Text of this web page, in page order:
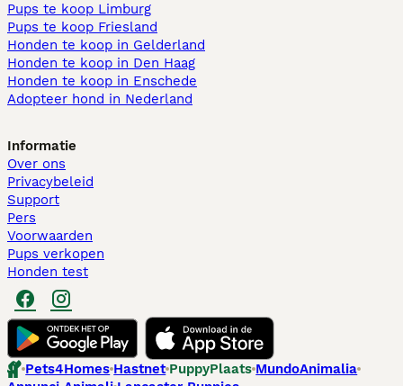
Pups te koop Limburg​
Pups te koop Friesland​
Honden te koop in Gelderland
Honden te koop in Den Haag
Honden te koop in Enschede
Adopteer hond in Nederland
Informatie
Over ons
Privacybeleid
Support
Pers
Voorwaarden
Pups verkopen
Honden test
Pets4Homes Hastnet PuppyPlaats MundoAnimalia